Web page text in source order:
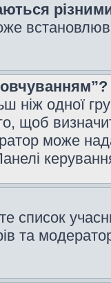
ніж одної
щоб
може
список
та